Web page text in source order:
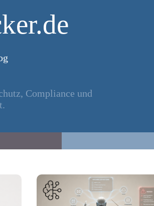
Compliance und